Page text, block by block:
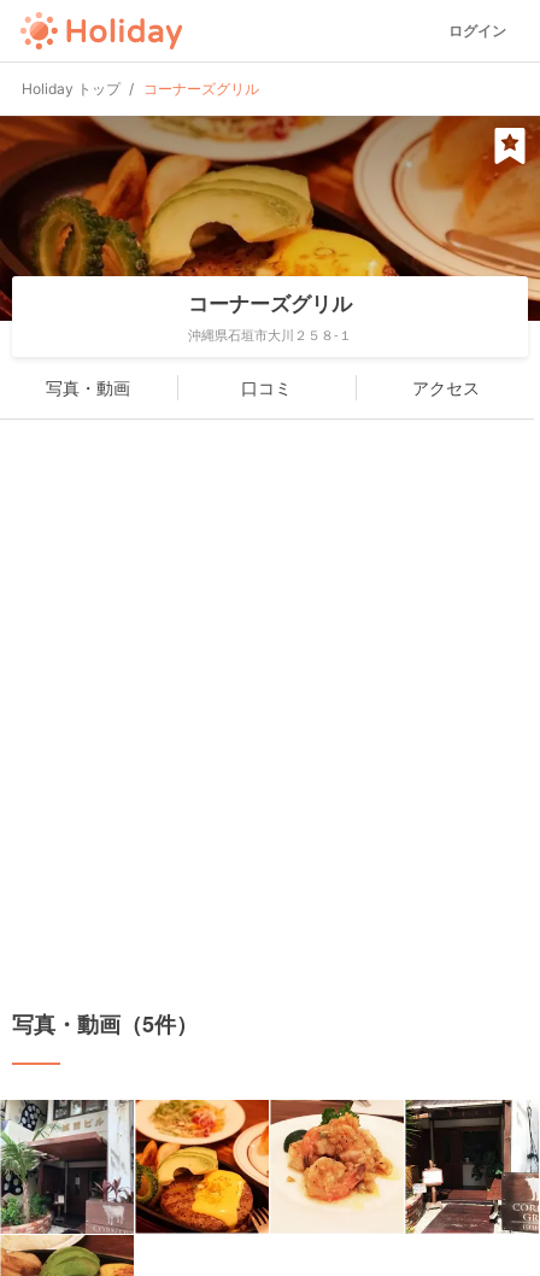
ログイン
Holiday トップ コーナーズグリル
コーナーズグリル
沖縄県石垣市大川２５８-１
写真・動画 口コミ アクセス
写真・動画（5件）